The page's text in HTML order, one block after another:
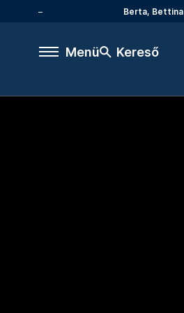
Berta, Bettina
Menü Kereső